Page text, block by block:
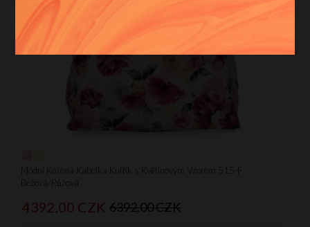
XL
Módní Kožená Kabelka Kufřík s Květinovým Vzorem 515-F
Béžová/Růžová
4392, 00 CZK 6392,00 CZK